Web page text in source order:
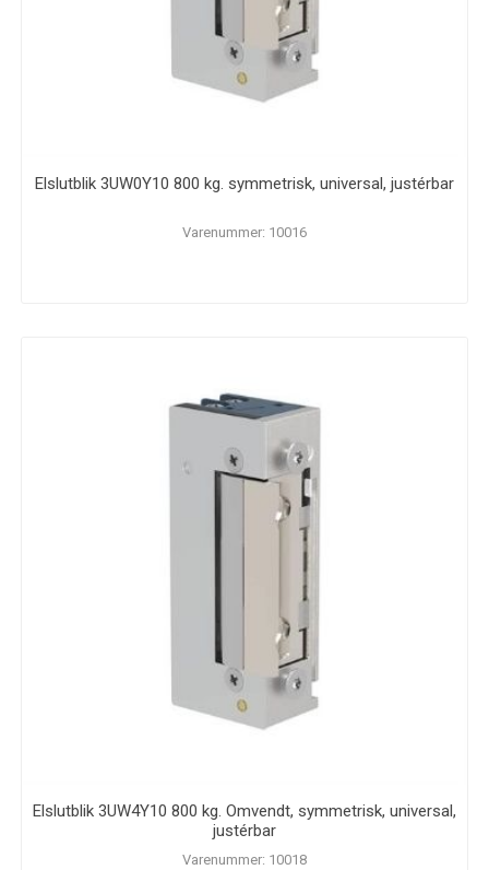
Elslutblik 3UW0Y10 800 kg. symmetrisk, universal, justérbar
Varenummer: 10016
Elslutblik 3UW4Y10 800 kg. Omvendt, symmetrisk, universal,
justérbar
Varenummer: 10018